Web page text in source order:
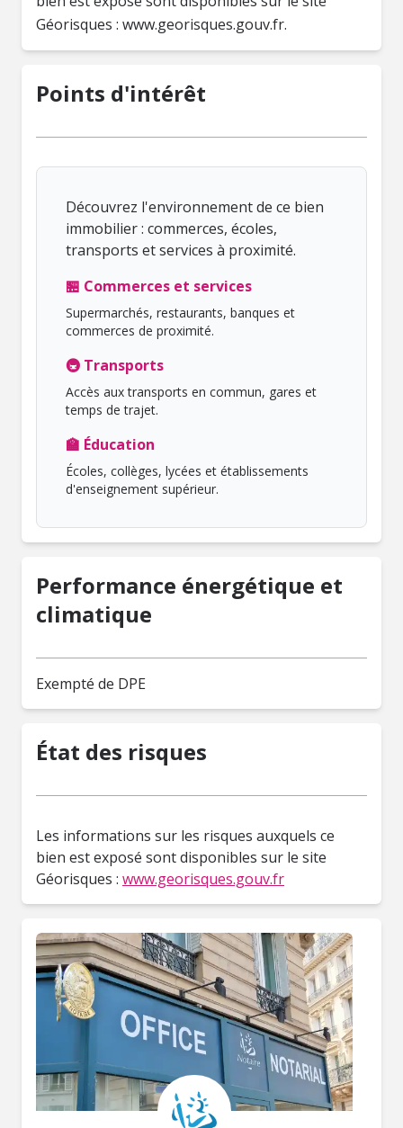
Géorisques : www.georisques.gouv.fr.
Points d'intérêt
Découvrez l'environnement de ce bien
immobilier : commerces, écoles,
transports et services à proximité.
🏪 Commerces et services
Supermarchés, restaurants, banques et
commerces de proximité.
🚇 Transports
Accès aux transports en commun, gares et
temps de trajet.
🏫 Éducation
Écoles, collèges, lycées et établissements
d'enseignement supérieur.
Performance énergétique et
climatique
Exempté de DPE
État des risques
Les informations sur les risques auxquels ce
bien est exposé sont disponibles sur le site
Géorisques : www.georisques.gouv.fr